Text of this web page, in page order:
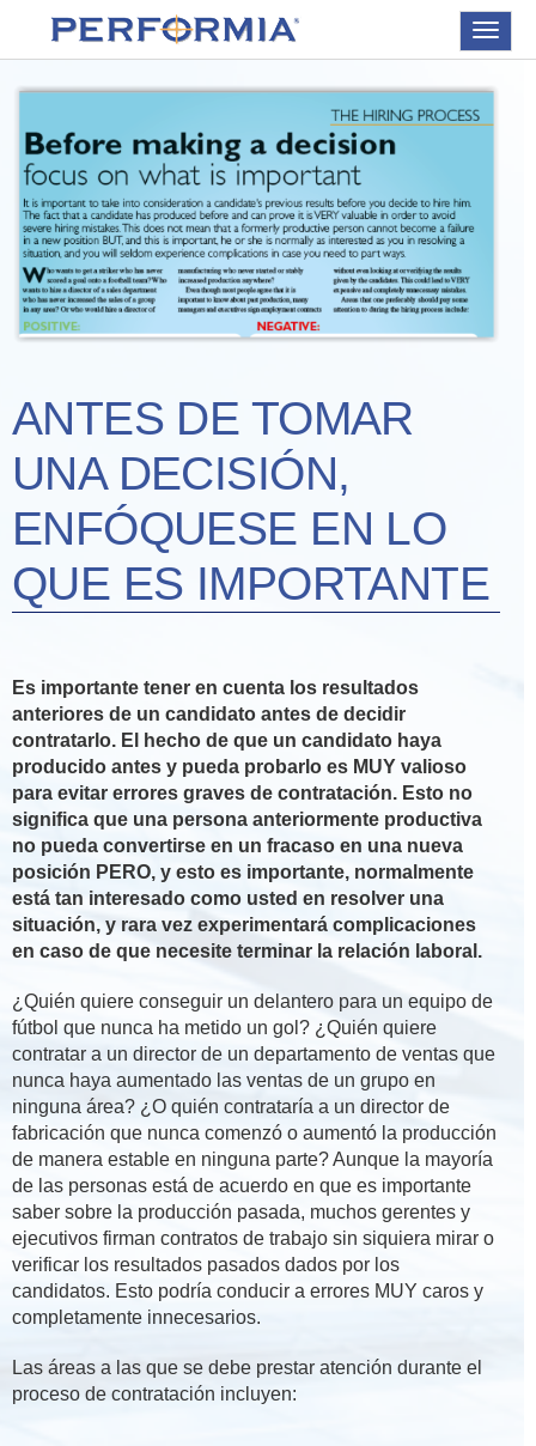
Toggle
ANTES DE TOMAR
UNA DECISIÓN,
ENFÓQUESE EN LO
QUE ES IMPORTANTE
Es importante tener en cuenta los resultados
anteriores de un candidato antes de decidir
contratarlo. El hecho de que un candidato haya
producido antes y pueda probarlo es MUY valioso
para evitar errores graves de contratación. Esto no
significa que una persona anteriormente productiva
no pueda convertirse en un fracaso en una nueva
posición PERO, y esto es importante, normalmente
está tan interesado como usted en resolver una
situación, y rara vez experimentará complicaciones
en caso de que necesite terminar la relación laboral.
¿Quién quiere conseguir un delantero para un equipo de
fútbol que nunca ha metido un gol? ¿Quién quiere
contratar a un director de un departamento de ventas que
nunca haya aumentado las ventas de un grupo en
ninguna área? ¿O quién contrataría a un director de
fabricación que nunca comenzó o aumentó la producción
de manera estable en ninguna parte? Aunque la mayoría
de las personas está de acuerdo en que es importante
saber sobre la producción pasada, muchos gerentes y
ejecutivos firman contratos de trabajo sin siquiera mirar o
verificar los resultados pasados dados por los
candidatos. Esto podría conducir a errores MUY caros y
completamente innecesarios.
Las áreas a las que se debe prestar atención durante el
proceso de contratación incluyen: